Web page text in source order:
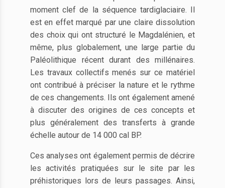
moment clef de la séquence tardiglaciaire. Il
est en effet marqué par une claire dissolution
des choix qui ont structuré le Magdalénien, et
même, plus globalement, une large partie du
Paléolithique récent durant des millénaires.
Les travaux collectifs menés sur ce matériel
ont contribué à préciser la nature et le rythme
de ces changements. Ils ont également amené
à discuter des origines de ces concepts et
plus généralement des transferts à grande
échelle autour de 14 000 cal BP.
Ces analyses ont également permis de décrire
les activités pratiquées sur le site par les
préhistoriques lors de leurs passages. Ainsi,